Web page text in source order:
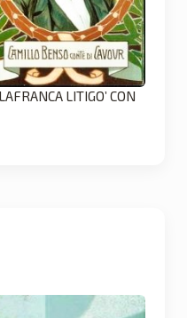
LITIGO’ CON